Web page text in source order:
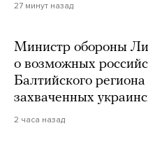
27 минут назад
Министр обороны
о возможных
Балтийского
захваченных
2 часа назад